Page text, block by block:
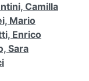
Camilla
Mario
Enrico
Sara